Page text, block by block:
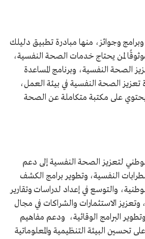
وبرامج وجوائز، منها مبادرة تطبيق دليلك
لمن يحتاج خدمات الصحة النفسية،
الصحة النفسية، وبرنامج المساعدة
تعزيز الصحة النفسية في بيئة العمل،
على مكتبة متكاملة عن الصحة
لتعزيز الصحة النفسية إلى دعم
النفسية، وتطوير برامج الكشف
والتوسع في إعداد لدراسات وتقارير
وتعزيز الاستثمارات والشراكات في مجال
البرامج الوقائية، ودعم مفاهيم
تحسين البيئة التنظيمية والمعلوماتية